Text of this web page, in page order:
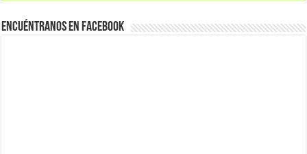
Encuéntranos en Facebook